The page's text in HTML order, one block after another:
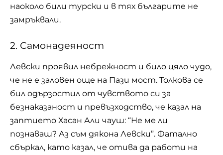
наоколо били турски и в тях българите не
замръквали.
2. Самонадеяност
Левски проявил небрежност и било цяло чудо,
че не е заловен още на Пази мост. Толкова се
бил одързостил от чувството си за
безнаказаност и превъзходство, че казал на
заптието Хасан Али чауш: “Не ме ли
познаваш? Аз съм дякона Левски”. Фатално
сбъркал, като казал, че отива да работи на